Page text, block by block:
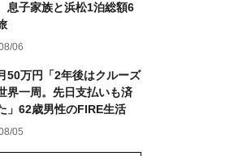
息子家族と浜松1泊総額6
06
50万円「2年後はクルーズ
界一周。先日支払いも済
」62歳男性のFIRE生活
05